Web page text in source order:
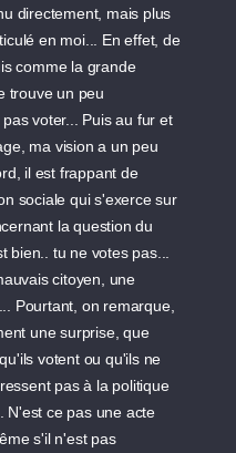
directement, mais plus
en moi... En effet, de
comme la grande
trouve un peu
voter... Puis au fur et
ma vision a un peu
il est frappant de
sociale qui s'exerce sur
la question du
bien.. tu ne votes pas...
citoyen, une
Pourtant, on remarque,
une surprise, que
votent ou qu'ils ne
pas à la politique
N'est ce pas une acte
s'il n'est pas